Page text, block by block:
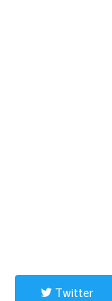
Twitter